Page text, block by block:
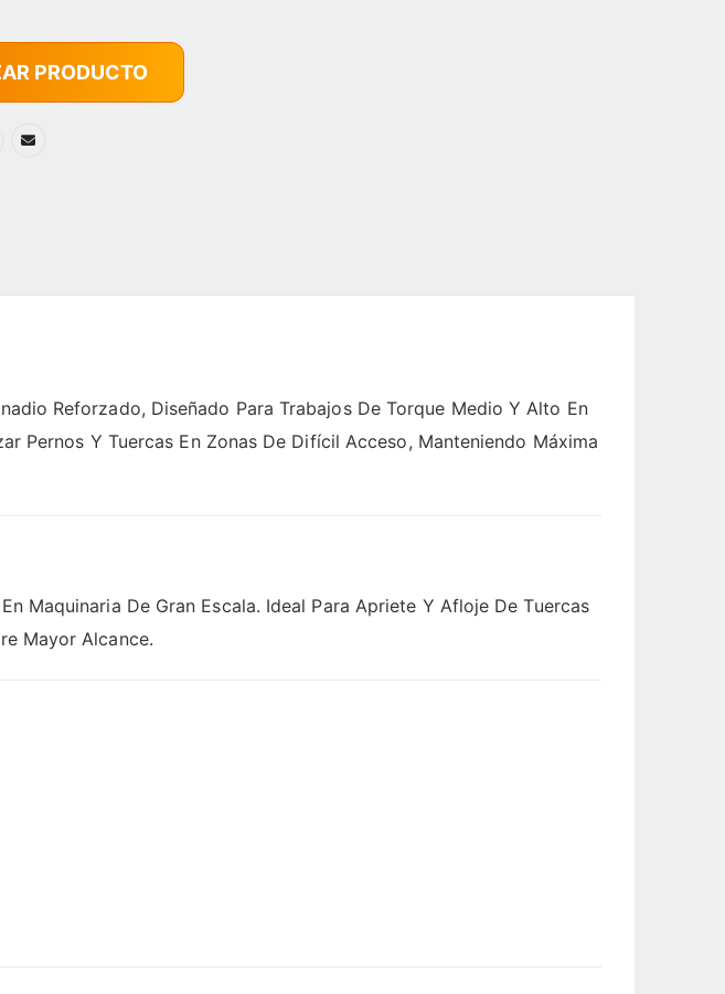
PRODUCTO
Reforzado, Diseñado Para Trabajos De Torque Medio Y Alto En
Pernos Y Tuercas En Zonas De Difícil Acceso, Manteniendo Máxima
Maquinaria De Gran Escala. Ideal Para Apriete Y Afloje De Tuercas
Mayor Alcance.